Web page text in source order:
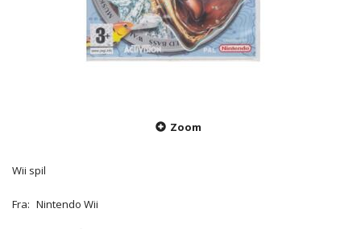
Zoom
Wii spil
Fra: Nintendo Wii